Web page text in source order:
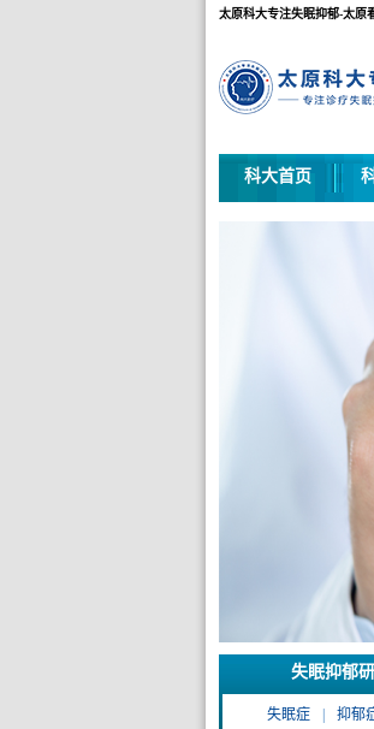
太原科大专注失眠抑郁-太原
太原科大专注失眠抑郁
科大首页
失眠抑郁
失眠症 抑郁